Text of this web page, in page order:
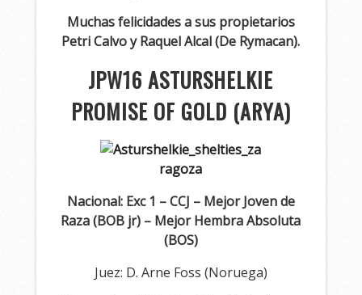
Muchas felicidades a sus propietarios
Petri Calvo y Raquel Alcal (De Rymacan).
JPW16 ASTURSHELKIE
PROMISE OF GOLD (ARYA)
Nacional: Exc 1 – CCJ – Mejor Joven de
Raza (BOB jr) – Mejor Hembra Absoluta
(BOS)
Juez: D. Arne Foss (Noruega)